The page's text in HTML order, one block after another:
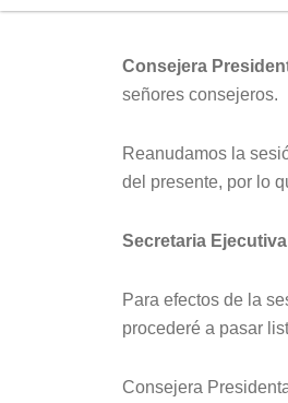
Consejera
señores consejeros.
Reanudamos la
del presente, por lo
Secretaria
Para efectos de la
procederé a pasar
Consejera